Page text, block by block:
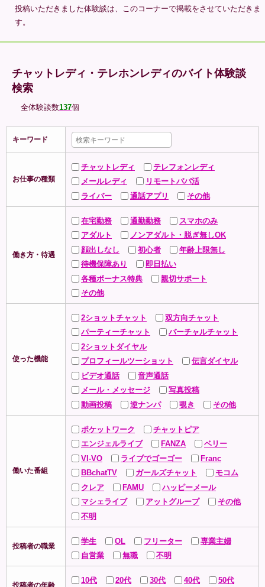
投稿いただきました体験談は、このコーナーで掲載をさせていただきま
す。
チャットレディ・テレホンレディのバイト体験談
検索
全体験談数137個
キーワード
お仕事の種類
チャットレディ
テレフォンレディ
メールレディ
リモートパパ活
ライバー
通話アプリ その他
働き方・待遇
在宅勤務 通勤勤務
スマホのみ
アダルト
ノンアダルト・脱ぎ無しOK
顔出しなし
初心者
年齢上限無し
待機保障あり
即日払い
各種ボーナス特典
親切サポート
その他
使った機能
2ショットチャット
双方向チャット
パーティーチャット
バーチャルチャット
2ショットダイヤル
プロフィールツーショット
伝言ダイヤル
ビデオ通話
音声通話
メール・メッセージ
写真投稿
動画投稿
逆ナンパ 覗き その他
働いた番組
ポケットワーク
チャットピア
エンジェルライブ
FANZA
ベリー
VI-VO
ライブでゴーゴー
Franc
BBchatTV
ガールズチャット
モコム
クレア
FAMU
ハッピーメール
マシェライブ
アットグループ
その他
不明
投稿者の職業
学生 OL フリーター
専業主婦
自営業
無職 不明
投稿者の年齢
10代 20代 30代 40代 50代